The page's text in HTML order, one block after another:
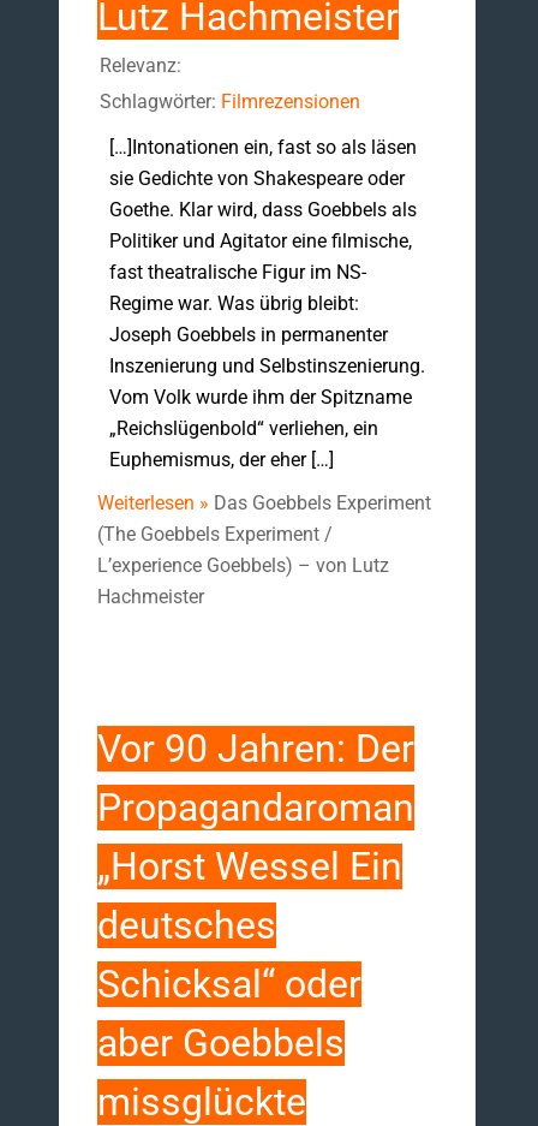
Lutz Hachmeister
Relevanz:
Schlagwörter: Filmrezensionen
[…]Intonationen ein, fast so als läsen
sie Gedichte von Shakespeare oder
Goethe. Klar wird, dass Goebbels als
Politiker und Agitator eine filmische,
fast theatralische Figur im NS-
Regime war. Was übrig bleibt:
Joseph Goebbels in permanenter
Inszenierung und Selbstinszenierung.
Vom Volk wurde ihm der Spitzname
„Reichslügenbold“ verliehen, ein
Euphemismus, der eher […]
Weiterlesen » Das Goebbels Experiment
(The Goebbels Experiment /
L’experience Goebbels) – von Lutz
Hachmeister
Vor 90 Jahren: Der
Propagandaroman
„Horst Wessel Ein
deutsches
Schicksal“ oder
aber Goebbels
missglückte